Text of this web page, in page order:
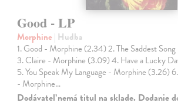
Good - LP
Morphine | Hudba
1. Good - Morphine (2.34) 2. The Saddest
3. Claire - Morphine (3.09) 4. Have a Lucky
5. You Speak My Language - Morphine (3.26)
- Morphine…
Dodávateľ nemá titul na sklade. Dodanie